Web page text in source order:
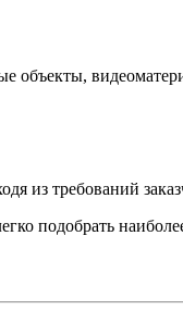
объекты,
из требований
подобрать